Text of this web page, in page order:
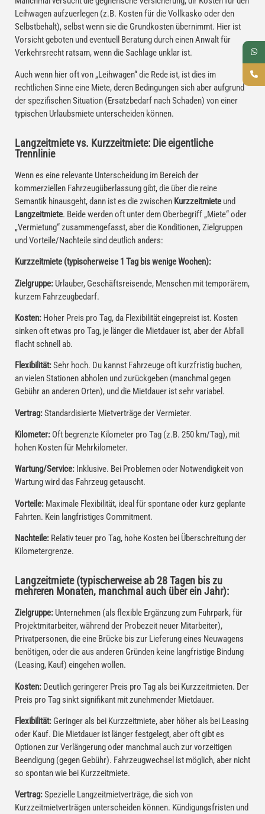
Leihwagen aufzuerlegen (z.B. Kosten für die Vollkasko oder den
Selbstbehalt), selbst wenn sie die Grundkosten übernimmt. Hier ist
Vorsicht geboten und eventuell Beratung durch einen Anwalt für
Verkehrsrecht ratsam, wenn die Sachlage unklar ist.
Auch wenn hier oft von „Leihwagen“ die Rede ist, ist dies im
rechtlichen Sinne eine Miete, deren Bedingungen sich aber aufgrund
der spezifischen Situation (Ersatzbedarf nach Schaden) von einer
typischen Urlaubsmiete unterscheiden können.
Langzeitmiete vs. Kurzzeitmiete: Die eigentliche
Trennlinie
Wenn es eine relevante Unterscheidung im Bereich der
kommerziellen Fahrzeugüberlassung gibt, die über die reine
Semantik hinausgeht, dann ist es die zwischen Kurzzeitmiete und
Langzeitmiete. Beide werden oft unter dem Oberbegriff „Miete“ oder
„Vermietung“ zusammengefasst, aber die Konditionen, Zielgruppen
und Vorteile/Nachteile sind deutlich anders:
Kurzzeitmiete (typischerweise 1 Tag bis wenige Wochen):
Zielgruppe: Urlauber, Geschäftsreisende, Menschen mit temporärem,
kurzem Fahrzeugbedarf.
Kosten: Hoher Preis pro Tag, da Flexibilität eingepreist ist. Kosten
sinken oft etwas pro Tag, je länger die Mietdauer ist, aber der Abfall
flacht schnell ab.
Flexibilität:Sehr hoch. Du kannst Fahrzeuge oft kurzfristig buchen,
an vielen Stationen abholen und zurückgeben (manchmal gegen
Gebühr an anderen Orten), und die Mietdauer ist sehr variabel.
Vertrag:Standardisierte Mietverträge der Vermieter.
Kilometer: Oft begrenzte Kilometer pro Tag (z.B. 250 km/Tag), mit
hohen Kosten für Mehrkilometer.
Wartung/Service: Inklusive. Bei Problemen oder Notwendigkeit von
Wartung wird das Fahrzeug getauscht.
Vorteile: Maximale Flexibilität, ideal für spontane oder kurz geplante
Fahrten. Kein langfristiges Commitment.
Nachteile: Relativ teuer pro Tag, hohe Kosten bei Überschreitung der
Kilometergrenze.
Langzeitmiete (typischerweise ab 28 Tagen bis zu
mehreren Monaten, manchmal auch über ein Jahr):
Zielgruppe: Unternehmen (als flexible Ergänzung zum Fuhrpark, für
Projektmitarbeiter, während der Probezeit neuer Mitarbeiter),
Privatpersonen, die eine Brücke bis zur Lieferung eines Neuwagens
benötigen, oder die aus anderen Gründen keine langfristige Bindung
(Leasing, Kauf) eingehen wollen.
Kosten: Deutlich geringerer Preis pro Tag als bei Kurzzeitmieten. Der
Preis pro Tag sinkt signifikant mit zunehmender Mietdauer.
Flexibilität: Geringer als bei Kurzzeitmiete, aber höher als bei Leasing
oder Kauf. Die Mietdauer ist länger festgelegt, aber oft gibt es
Optionen zur Verlängerung oder manchmal auch zur vorzeitigen
Beendigung (gegen Gebühr). Fahrzeugwechsel ist möglich, aber nicht
so spontan wie bei Kurzzeitmiete.
Vertrag:Spezielle Langzeitmietverträge, die sich von
Kurzzeitmietverträgen unterscheiden können. Kündigungsfristen und